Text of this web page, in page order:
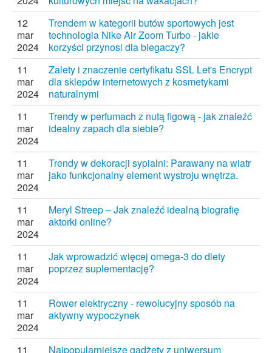
12
mar
2024
Trendem w kategorii butów sportowych jest
technologia Nike Air Zoom Turbo - jakie
korzyści przynosi dla biegaczy?
11
mar
2024
Zalety i znaczenie certyfikatu SSL Let's Encrypt
dla sklepów internetowych z kosmetykami
naturalnymi
11
mar
2024
Trendy w perfumach z nutą figową - jak znaleźć
idealny zapach dla siebie?
11
mar
2024
Trendy w dekoracji sypialni: Parawany na wiatr
jako funkcjonalny element wystroju wnętrza.
11
mar
2024
Meryl Streep – Jak znaleźć idealną biografię
aktorki online?
11
mar
2024
Jak wprowadzić więcej omega-3 do diety
poprzez suplementację?
11
mar
2024
Rower elektryczny - rewolucyjny sposób na
aktywny wypoczynek
11
Najpopularniejsze gadżety z uniwersum